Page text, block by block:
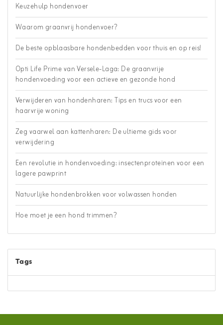
Keuzehulp hondenvoer
Waarom graanvrij hondenvoer?
De beste opblaasbare hondenbedden voor thuis en op reis!
Opti Life Prime van Versele-Laga: De graanvrije
hondenvoeding voor een actieve en gezonde hond
Verwijderen van hondenharen: Tips en trucs voor een
haarvrije woning
Zeg vaarwel aan kattenharen: De ultieme gids voor
verwijdering
Een revolutie in hondenvoeding: insectenproteïnen voor een
lagere pawprint
Natuurlijke hondenbrokken voor volwassen honden
Hoe moet je een hond trimmen?
Tags